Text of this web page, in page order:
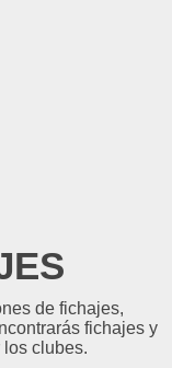
de fichajes,
fichajes y
clubes.